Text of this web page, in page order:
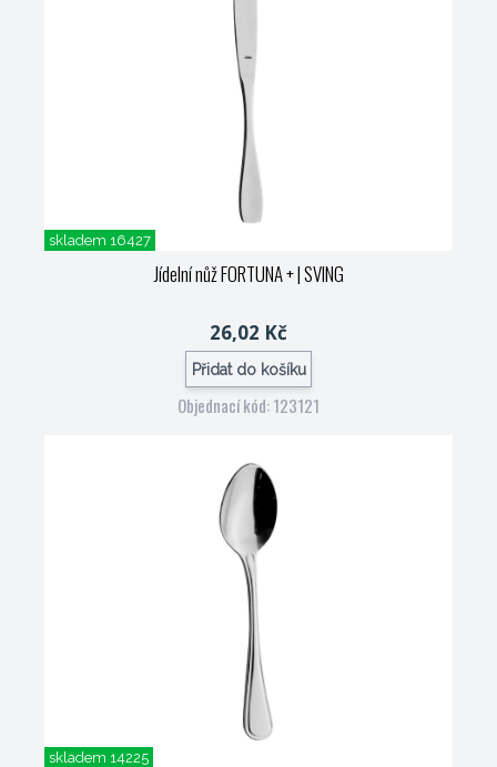
skladem 16427
Jídelní nůž FORTUNA +| SVING
26,02 Kč
Přidat do košíku
Objednací kód: 123121
skladem 14225